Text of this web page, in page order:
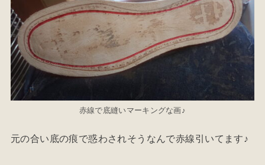
赤線で底縫いマーキングな画♪
元の合い底の痕で惑わされそうなんで赤線引いてます♪